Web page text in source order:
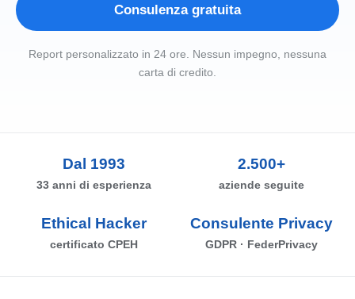
Consulenza gratuita
Report personalizzato in 24 ore. Nessun impegno, nessuna
carta di credito.
Dal 1993
33 anni di esperienza
2.500+
aziende seguite
Ethical Hacker
certificato CPEH
Consulente Privacy
GDPR · FederPrivacy